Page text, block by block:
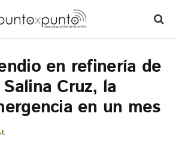
en refinería de
Cruz, la
en un mes